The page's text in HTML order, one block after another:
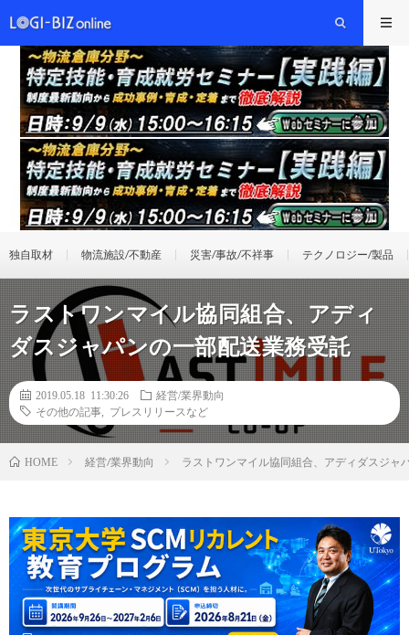
独自取材 物流施設/不動産 災害/事故/不祥事 テクノロジー/製品
ラストワンマイル協同組合、アディ
ダスジャパンの一部配送業務受託
2019.05.18 11:30:26
経営/業界動向
その他の記事
プレスリリースなど
HOME 経営/業界動向 ラストワンマイル協同組合、アディダスジャ